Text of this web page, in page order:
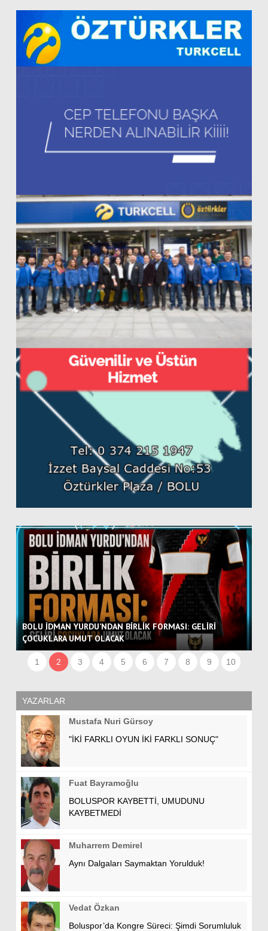
BOLU İDMAN YURDU’NDAN BİRLİK FORMASI: GELİRİ
ÇOCUKLARA UMUT OLACAK
1 2 3 4 5 6 7 8 9 10
YAZARLAR
Mustafa Nuri Gürsoy
"İKİ FARKLI OYUN İKİ FARKLI SONUÇ"
Fuat Bayramoğlu
BOLUSPOR KAYBETTİ, UMUDUNU
KAYBETMEDİ
Muharrem Demirel
Aynı Dalgaları Saymaktan Yorulduk!
Vedat Özkan
Boluspor’da Kongre Süreci: Şimdi Sorumluluk